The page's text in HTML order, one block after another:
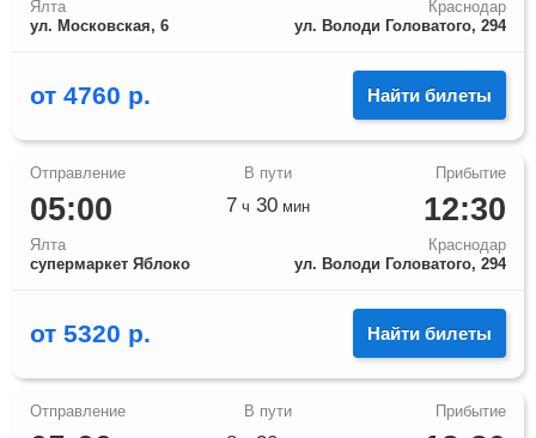
Ялта
ул. Московская, 6
Краснодар
ул. Володи Головатого, 294
от 4760 р. Найти билеты
05:00
Ялта
супермаркет Яблоко
12:30
Краснодар
ул. Володи Головатого, 294
7 ч 30 мин
от 5320 р. Найти билеты